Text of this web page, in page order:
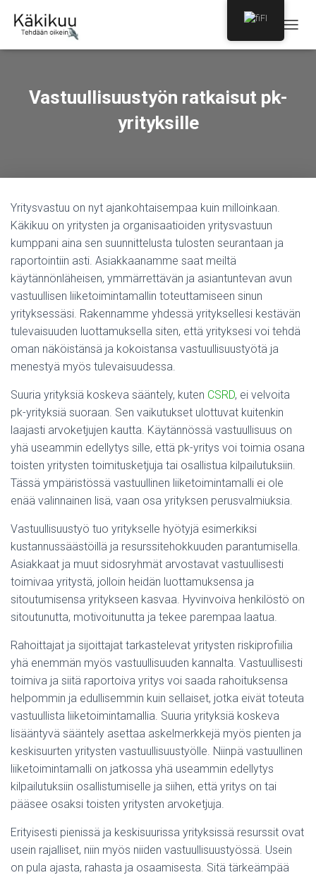
A
O
Vastuullisuustyön ratkaisut pk-
yrityksille
Yritysvastuu on nyt ajankohtaisempaa kuin milloinkaan.
Käkikuu on yritysten ja organisaatioiden yritysvastuun
kumppani aina sen suunnittelusta tulosten seurantaan ja
raportointiin asti. Asiakkaanamme saat meiltä
käytännönläheisen, ymmärrettävän ja asiantuntevan avun
vastuullisen liiketoimintamallin toteuttamiseen sinun
yrityksessäsi. Rakennamme yhdessä yrityksellesi kestävän
tulevaisuuden luottamuksella siten, että yrityksesi voi tehdä
oman näköistänsä ja kokoistansa vastuullisuustyötä ja
menestyä myös tulevaisuudessa.
Suuria yrityksiä koskeva sääntely, kuten CSRD, ei velvoita
pk-yrityksiä suoraan. Sen vaikutukset ulottuvat kuitenkin
laajasti arvoketjujen kautta. Käytännössä vastuullisuus on
yhä useammin edellytys sille, että pk-yritys voi toimia osana
toisten yritysten toimitusketjuja tai osallistua kilpailutuksiin.
Tässä ympäristössä vastuullinen liiketoimintamalli ei ole
enää valinnainen lisä, vaan osa yrityksen perusvalmiuksia.
Vastuullisuustyö tuo yritykselle hyötyjä esimerkiksi
kustannussäästöillä ja resurssitehokkuuden parantumisella.
Asiakkaat ja muut sidosryhmät arvostavat vastuullisesti
toimivaa yritystä, jolloin heidän luottamuksensa ja
sitoutumisensa yritykseen kasvaa. Hyvinvoiva henkilöstö on
sitoutunutta, motivoitunutta ja tekee parempaa laatua.
Rahoittajat ja sijoittajat tarkastelevat yritysten riskiprofiilia
yhä enemmän myös vastuullisuuden kannalta. Vastuullisesti
toimiva ja siitä raportoiva yritys voi saada rahoituksensa
helpommin ja edullisemmin kuin sellaiset, jotka eivät toteuta
vastuullista liiketoimintamallia. Suuria yrityksiä koskeva
lisääntyvä sääntely asettaa askelmerkkejä myös pienten ja
keskisuurten yritysten vastuullisuustyölle. Niinpä vastuullinen
liiketoimintamalli on jatkossa yhä useammin edellytys
kilpailutuksiin osallistumiselle ja siihen, että yritys on tai
pääsee osaksi toisten yritysten arvoketjuja.
Erityisesti pienissä ja keskisuurissa yrityksissä resurssit ovat
usein rajalliset, niin myös niiden vastuullisuustyössä. Usein
on pula ajasta, rahasta ja osaamisesta. Sitä tärkeämpää
FI